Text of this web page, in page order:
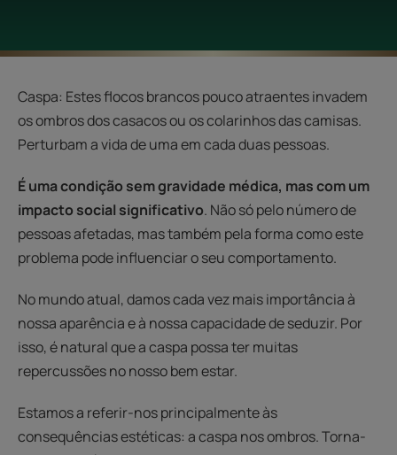
Caspa: Estes flocos brancos pouco atraentes invadem
os ombros dos casacos ou os colarinhos das camisas.
Perturbam a vida de uma em cada duas pessoas.
É uma condição sem gravidade médica, mas com um
impacto social significativo. Não só pelo número de
pessoas afetadas, mas também pela forma como este
problema pode influenciar o seu comportamento.
No mundo atual, damos cada vez mais importância à
nossa aparência e à nossa capacidade de seduzir. Por
isso, é natural que a caspa possa ter muitas
repercussões no nosso bem estar.
Estamos a referir-nos principalmente às
consequências estéticas: a caspa nos ombros. Torna-